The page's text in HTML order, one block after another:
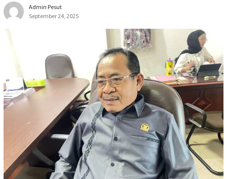
Admin Pesut
September 24, 2025